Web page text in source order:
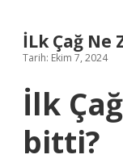
İLk Çağ
Tarih: Ekim 7, 2024
İlk
bitti?